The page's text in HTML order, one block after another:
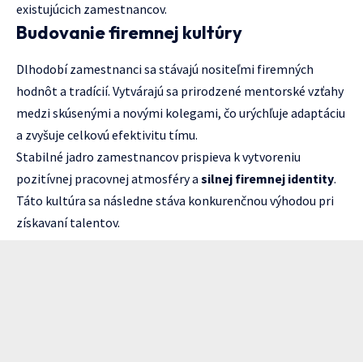
existujúcich zamestnancov.
Budovanie firemnej kultúry
Dlhodobí zamestnanci sa stávajú nositeľmi firemných
hodnôt a tradícií. Vytvárajú sa prirodzené mentorské vzťahy
medzi skúsenými a novými kolegami, čo urýchľuje adaptáciu
a zvyšuje celkovú efektivitu tímu.
Stabilné jadro zamestnancov prispieva k vytvoreniu
pozitívnej pracovnej atmosféry a silnej firemnej identity.
Táto kultúra sa následne stáva konkurenčnou výhodou pri
získavaní talentov.